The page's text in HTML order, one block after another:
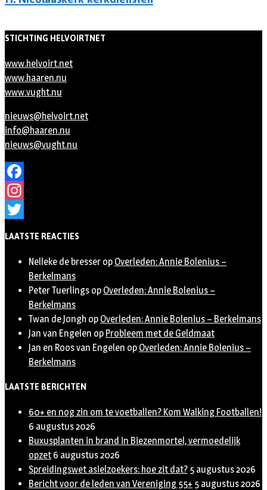
STICHTING HELVOIRTNET
www.helvoirt.net
www.haaren.nu
www.vught.nu
nieuws@helvoirt.net
info@haaren.nu
nieuws@vught.nu
Facebook
Instagram
LAATSTE REACTIES
Nelleke de bresser op Overleden: Annie Bolenius –
Berkelmans
Peter Tuerlings op Overleden: Annie Bolenius –
Berkelmans
Twan de Jongh op Overleden: Annie Bolenius – Berkelmans
Jan van Engelen op Probleem met de Geldmaat
Jan en Roos van Engelen op Overleden: Annie Bolenius –
Berkelmans
LAATSTE BERICHTEN
60+ en nog zin om te voetballen? Kom Walking Footballen!
6 augustus 2026
Buxusplanten in brand in Biezenmortel, vermoedelijk
opzet 6 augustus 2026
Spreidingswet asielzoekers: hoe zit dat? 5 augustus 2026
Bericht voor de leden van Vereniging 55+ 5 augustus 2026